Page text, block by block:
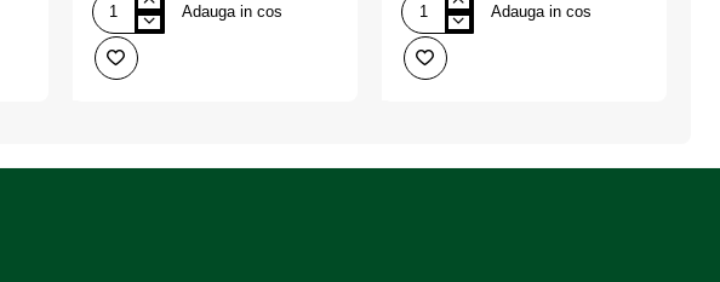
Bec
12v
h27/2
27
Adauga in cos
Bec
12v
h6w
original
Adauga in cos